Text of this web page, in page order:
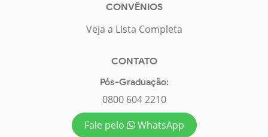
CONVÊNIOS
Veja a Lista Completa
CONTATO
Pós-Graduação:
0800 604 2210
Fale pelo
WhatsApp